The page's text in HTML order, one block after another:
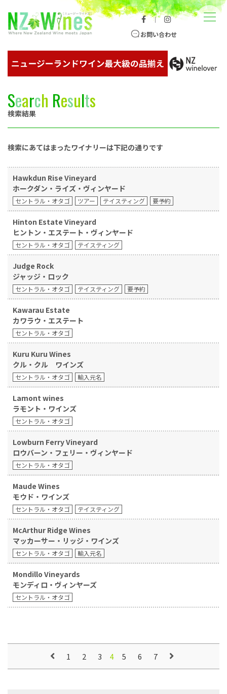
ニュージーランドワイン総合サイト
｜
お問い合わせ
メニュー
Search Results
検索結果
検索にあてはまったワイナリーは下記の通りです
Hawkdun Rise Vineyard
ホークダン・ライズ・ヴィンヤード
セントラル・オタゴ ツアー テイスティング 要予約
Hinton Estate Vineyard
ヒントン・エステート・ヴィンヤード
セントラル・オタゴ テイスティング
Judge Rock
ジャッジ・ロック
セントラル・オタゴ テイスティング 要予約
Kawarau Estate
カワラウ・エステート
セントラル・オタゴ
Kuru Kuru Wines
クル・クル ワインズ
セントラル・オタゴ 輸入元名
Lamont wines
ラモント・ワインズ
セントラル・オタゴ
Lowburn Ferry Vineyard
ロウバーン・フェリー・ヴィンヤード
セントラル・オタゴ
Maude Wines
モウド・ワインズ
セントラル・オタゴ テイスティング
McArthur Ridge Wines
マッカーサー・リッジ・ワインズ
セントラル・オタゴ 輸入元名
Mondillo Vineyards
モンディロ・ヴィンヤーズ
セントラル・オタゴ
1 2 3 4 5 6 7